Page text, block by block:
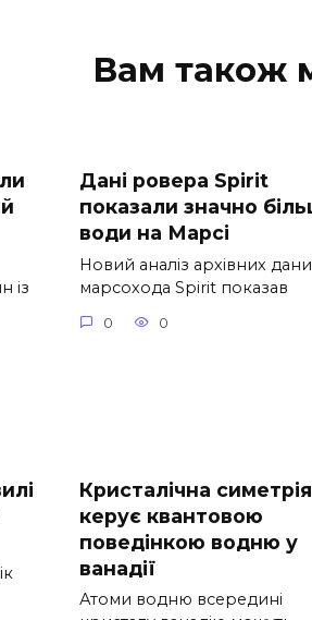
Вам також
із
Дані ровера Spirit
показали значно
води на Марсі
Новий аналіз архівних
марсохода Spirit показав
0 0
Кристалічна симетрія
керує квантовою
поведінкою водню у
ванадії
Атоми водню всередині